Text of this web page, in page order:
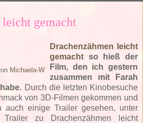
leicht gemacht
Michaela-W
Drachenzähmen leicht
gemacht so hieß der
Film, den ich gestern
zusammen mit Farah
Durch die letzten Kinobesuche
von 3D-Filmen gekommen und
auch einige Trailer gesehen, unter
zu Drachenzähmen leicht